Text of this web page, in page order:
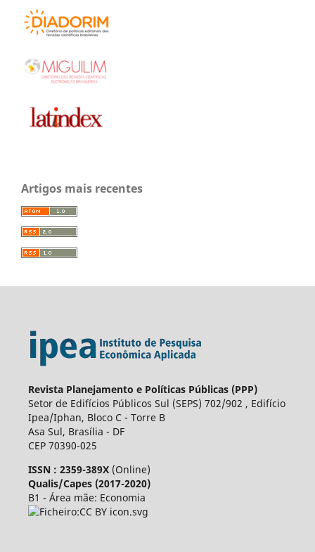
Artigos mais recentes
Revista Planejamento e Políticas Públicas (PPP)
Setor de Edifícios Públicos Sul (SEPS) 702/902 , Edifício
Ipea/Iphan, Bloco C - Torre B
Asa Sul, Brasília - DF
CEP 70390-025
ISSN : 2359-389X (Online)
Qualis/Capes (2017-2020)
B1 - Área mãe: Economia